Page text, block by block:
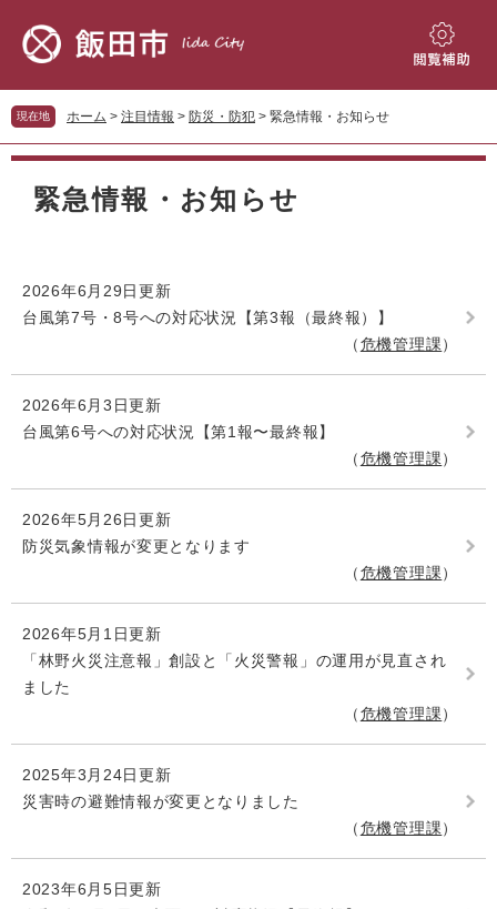
先
頭
を
飛
閲
現在地 ホーム > 注目情報 > 防災・防犯 > 緊急情報・お知らせ
本
緊急情報・お知らせ
2026年6月29日更新
台風第7号・8号への対応状況【第3報（最終報）】
危機管理課
2026年6月3日更新
台風第6号への対応状況【第1報〜最終報】
危機管理課
2026年5月26日更新
防災気象情報が変更となります
危機管理課
2026年5月1日更新
「林野火災注意報」創設と「火災警報」の運用が見直され
ました
危機管理課
2025年3月24日更新
災害時の避難情報が変更となりました
危機管理課
2023年6月5日更新